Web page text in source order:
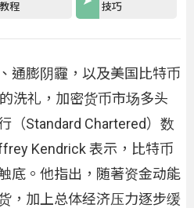
程
技巧
通膨阴霾，以及美国比特币
洗礼，加密货币市场多头
（Standard Chartered）数
Kendrick 表示，比特币
底。他指出，随著资金动能
，加上总体经济压力逐步缓